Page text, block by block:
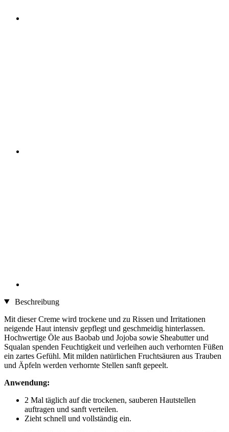
Beschreibung
Mit dieser Creme wird trockene und zu Rissen und Irritationen
neigende Haut intensiv gepflegt und geschmeidig hinterlassen.
Hochwertige Öle aus Baobab und Jojoba sowie Sheabutter und
Squalan spenden Feuchtigkeit und verleihen auch verhornten Füßen
ein zartes Gefühl. Mit milden natürlichen Fruchtsäuren aus Trauben
und Äpfeln werden verhornte Stellen sanft gepeelt.
Anwendung:
2 Mal täglich auf die trockenen, sauberen Hautstellen
auftragen und sanft verteilen.
Zieht schnell und vollständig ein.